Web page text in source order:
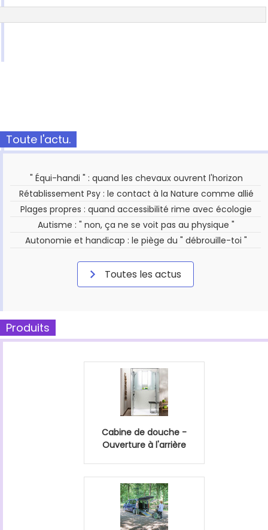
Toute l'actu.
" Équi-handi " : quand les chevaux ouvrent l'horizon
Rétablissement Psy : le contact à la Nature comme allié
Plages propres : quand accessibilité rime avec écologie
Autisme : " non, ça ne se voit pas au physique "
Autonomie et handicap : le piège du " débrouille-toi "
Toutes les actus
Produits
Cabine de douche -
Ouverture à l'arrière